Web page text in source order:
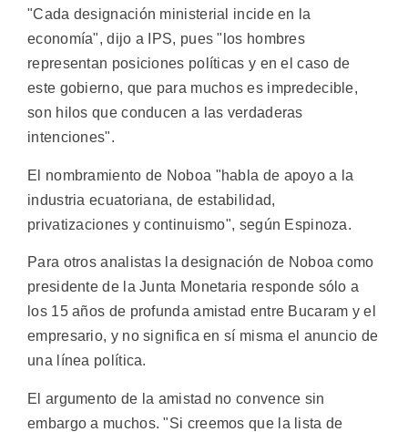
"Cada designación ministerial incide en la
economía", dijo a IPS, pues "los hombres
representan posiciones políticas y en el caso de
este gobierno, que para muchos es impredecible,
son hilos que conducen a las verdaderas
intenciones".
El nombramiento de Noboa "habla de apoyo a la
industria ecuatoriana, de estabilidad,
privatizaciones y continuismo", según Espinoza.
Para otros analistas la designación de Noboa como
presidente de la Junta Monetaria responde sólo a
los 15 años de profunda amistad entre Bucaram y el
empresario, y no significa en sí misma el anuncio de
una línea política.
El argumento de la amistad no convence sin
embargo a muchos. "Si creemos que la lista de